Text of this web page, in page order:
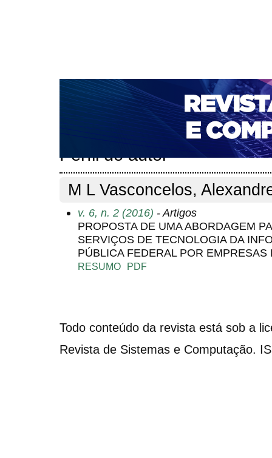
CAPA SOBRE ACESSO CADASTRO
NOTÍCIAS
PORTAL DE REVISTAS DA UNIFACS
PARA AVALIADORES
NOVA SUBMISSÃO
Perfil do autor
M L Vasconcelos,
v. 6, n. 2 (2016) - Artigos
PROPOSTA DE UMA ABORDAGEM
SERVIÇOS DE TECNOLOGIA DA
PÚBLICA FEDERAL POR EMPRESAS
RESUMO PDF
Todo conteúdo da revista está sob a
Revista de Sistemas e Computação.